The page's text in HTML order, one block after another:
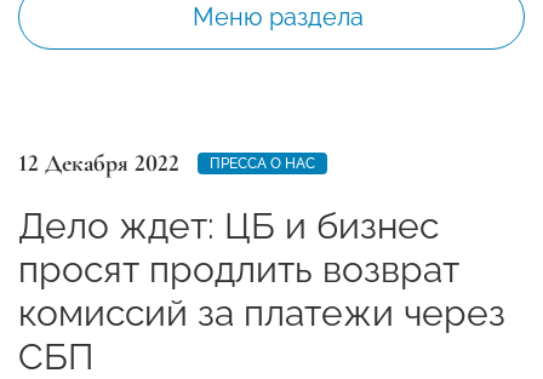
Меню раздела
12 Декабря 2022 ПРЕССА О НАС
Дело ждет: ЦБ и бизнес
просят продлить возврат
комиссий за платежи через
СБП